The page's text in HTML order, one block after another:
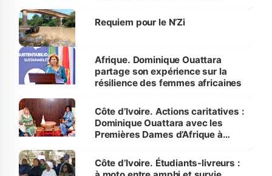
Requiem pour le N’Zi
Afrique. Dominique Ouattara
partage son expérience sur la
résilience des femmes africaines
Côte d’Ivoire. Actions caritatives :
Dominique Ouattara avec les
Premières Dames d’Afrique à
Côte d’Ivoire. Étudiants-livreurs :